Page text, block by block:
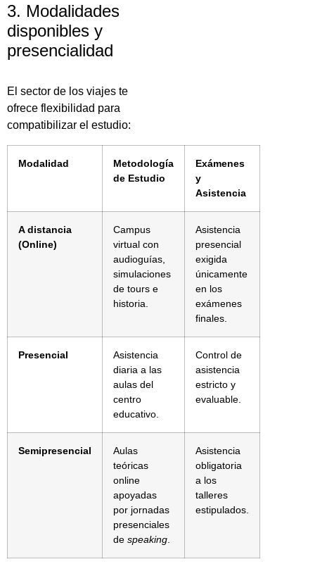
3. Modalidades
disponibles y
presencialidad
El sector de los viajes te
ofrece flexibilidad para
compatibilizar el estudio:
Modalidad
Metodología
de Estudio
Exámenes
y
Asistencia
A distancia
(Online)
Campus
virtual con
audioguías,
simulaciones
de tours e
historia.
Asistencia
presencial
exigida
únicamente
en los
exámenes
finales.
Presencial
Asistencia
diaria a las
aulas del
centro
educativo.
Control de
asistencia
estricto y
evaluable.
Semipresencial
Aulas
teóricas
online
apoyadas
por jornadas
presenciales
de speaking
Asistencia
obligatoria
a los
talleres
estipulados.